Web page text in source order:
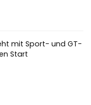
mit Sport- und GT-
Start